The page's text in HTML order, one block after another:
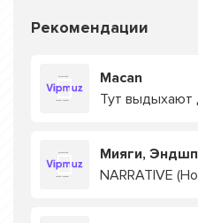
Рекомендации
Macan
Тут выдыхают
Мияги,
NARRATIVE